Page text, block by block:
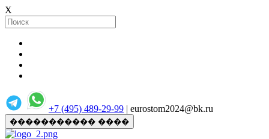
X
+7 (495) 489-29-99 | eurostom2024@bk.ru
����������� ����